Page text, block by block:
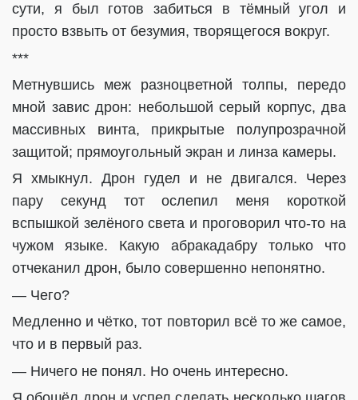
сути, я был готов забиться в тёмный угол и
просто взвыть от безумия, творящегося вокруг.
***
Метнувшись меж разноцветной толпы, передо
мной завис дрон: небольшой серый корпус, два
массивных винта, прикрытые полупрозрачной
защитой; прямоугольный экран и линза камеры.
Я хмыкнул. Дрон гудел и не двигался. Через
пару секунд тот ослепил меня короткой
вспышкой зелёного света и проговорил что-то на
чужом языке. Какую абракадабру только что
отчеканил дрон, было совершенно непонятно.
— Чего?
Медленно и чётко, тот повторил всё то же самое,
что и в первый раз.
— Ничего не понял. Но очень интересно.